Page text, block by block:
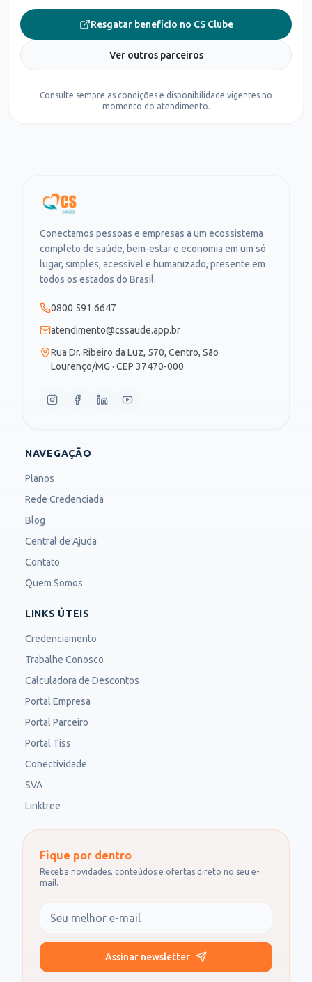
Resgatar benefício no CS Clube
Ver outros parceiros
Consulte sempre as condições e disponibilidade vigentes no
momento do atendimento.
Conectamos pessoas e empresas a um ecossistema
completo de saúde, bem-estar e economia em um só
lugar, simples, acessível e humanizado, presente em
todos os estados do Brasil.
0800 591 6647
atendimento@cssaude.app.br
Rua Dr. Ribeiro da Luz, 570, Centro, São
Lourenço/MG · CEP 37470-000
NAVEGAÇÃO
Planos
Rede Credenciada
Blog
Central de Ajuda
Contato
Quem Somos
LINKS ÚTEIS
Credenciamento
Trabalhe Conosco
Calculadora de Descontos
Portal Empresa
Portal Parceiro
Portal Tiss
Conectividade
SVA
Linktree
Fique por dentro
Receba novidades, conteúdos e ofertas direto no seu e-
mail.
Seu e-mail
Assinar newsletter